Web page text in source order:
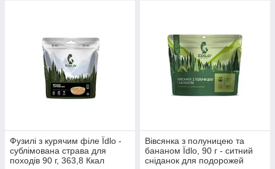
Фузилі з курячим філе Їdlo -
сублімована страва для
походів 90 г, 363,8 Ккал
Вівсянка з полуницею та
бананом Їdlo, 90 г - ситний
сніданок для подорожей